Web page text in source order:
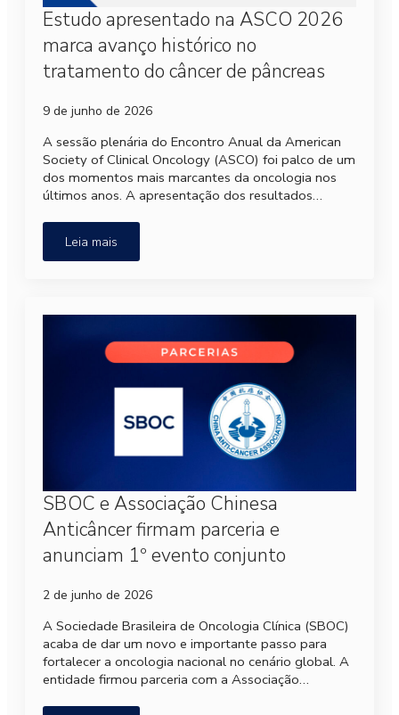
Estudo apresentado na ASCO 2026
marca avanço histórico no
tratamento do câncer de pâncreas
9 de junho de 2026
A sessão plenária do Encontro Anual da American
Society of Clinical Oncology (ASCO) foi palco de um
dos momentos mais marcantes da oncologia nos
últimos anos. A apresentação dos resultados…
Leia mais
SBOC e Associação Chinesa
Anticâncer firmam parceria e
anunciam 1º evento conjunto
2 de junho de 2026
A Sociedade Brasileira de Oncologia Clínica (SBOC)
acaba de dar um novo e importante passo para
fortalecer a oncologia nacional no cenário global. A
entidade firmou parceria com a Associação…